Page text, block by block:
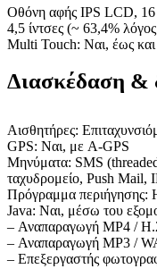
Οθόνη αφής IPS LCD, 16
4,5 ίντσες (~ 63,4%
Multi Touch: Ναι, έως
Διασκέδαση &
Αισθητήρες:
GPS: Ναι, με A-GPS
Μηνύματα: SMS
ταχυδρομείο, Push Mail,
Πρόγραμμα περιήγησης:
Java: Ναι, μέσω του
– Αναπαραγωγή MP4 /
– Αναπαραγωγή MP3 /
– Επεξεργαστής